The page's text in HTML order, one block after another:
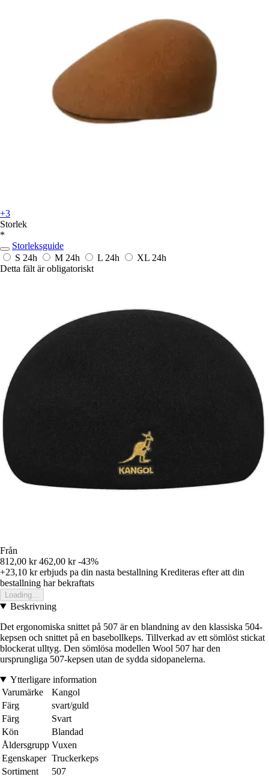
+3
Storlek
*
Storleksguide
S 24h M 24h L 24h XL 24h
Detta fält är obligatoriskt
Från
812,00 kr 462,00 kr -43%
+23,10 krerbjuds pa din nasta bestallning Krediteras efter att din
bestallning har bekraftats
Loading...
Beskrivning
Det ergonomiska snittet på 507 är en blandning av den klassiska 504-
kepsen och snittet på en basebollkeps. Tillverkad av ett sömlöst stickat
blockerat ulltyg. Den sömlösa modellen Wool 507 har den
ursprungliga 507-kepsen utan de sydda sidopanelerna.
Ytterligare information
Varumärke
Kangol
Färg
svart/guld
Färg
Svart
Kön
Blandad
Åldersgrupp Vuxen
Egenskaper Truckerkeps
Sortiment
507